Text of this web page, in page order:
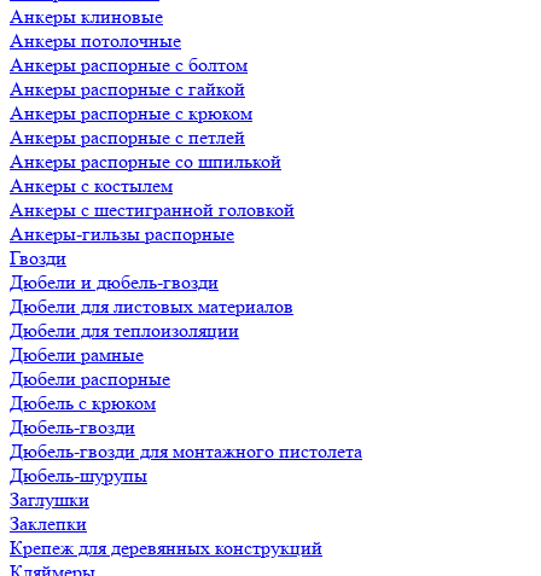
Анкеры клиновые
Анкеры потолочные
Анкеры распорные с болтом
Анкеры распорные с гайкой
Анкеры распорные с крюком
Анкеры распорные с петлей
Анкеры распорные со шпилькой
Анкеры с костылем
Анкеры с шестигранной головкой
Анкеры-гильзы распорные
Гвозди
Дюбели и дюбель-гвозди
Дюбели для листовых материалов
Дюбели для теплоизоляции
Дюбели рамные
Дюбели распорные
Дюбель с крюком
Дюбель-гвозди
Дюбель-гвозди для монтажного пистолета
Дюбель-шурупы
Заглушки
Заклепки
Крепеж для деревянных конструкций